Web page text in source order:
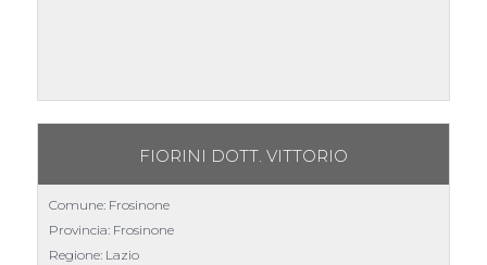
FIORINI DOTT. VITTORIO
Comune: Frosinone
Provincia: Frosinone
Regione: Lazio